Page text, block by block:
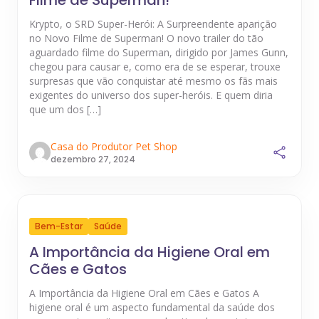
Krypto, o SRD Super-Herói: A Surpreendente aparição
no Novo Filme de Superman! O novo trailer do tão
aguardado filme do Superman, dirigido por James Gunn,
chegou para causar e, como era de se esperar, trouxe
surpresas que vão conquistar até mesmo os fãs mais
exigentes do universo dos super-heróis. E quem diria
que um dos […]
Casa do Produtor Pet Shop
dezembro 27, 2024
Bem-Estar Saúde
A Importância da Higiene Oral em
Cães e Gatos
A Importância da Higiene Oral em Cães e Gatos A
higiene oral é um aspecto fundamental da saúde dos